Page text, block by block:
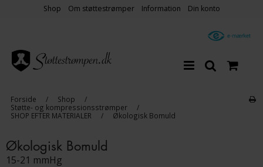
Shop Om støttestrømper Information Din konto
Forside / Shop
/
Støtte- og kompressionsstrømper
/
SHOP EFTER MATERIALER
/ Økologisk Bomuld
Økologisk Bomuld
15-21 mmHg